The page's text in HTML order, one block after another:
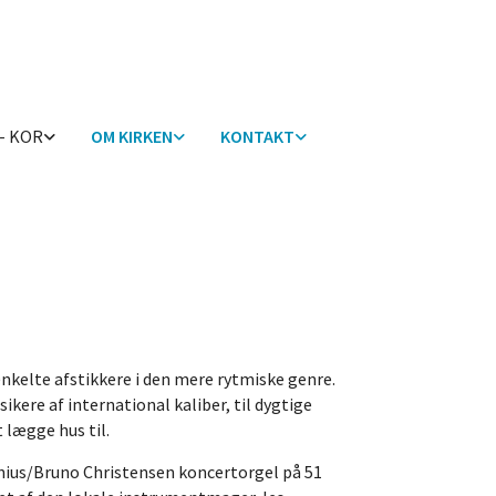
KOR OM KIRKEN KONTAKT
afstikkere i den mere rytmiske genre.
af international kaliber, til dygtige
lægge hus til.
Bruno Christensen koncertorgel på 51